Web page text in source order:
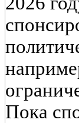
Пока